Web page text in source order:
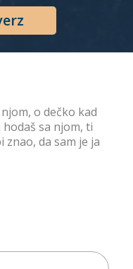
o dečko kad
sa njom, ti
znao, da sam je ja